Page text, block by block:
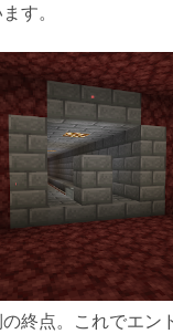
す。
終点。これでエン